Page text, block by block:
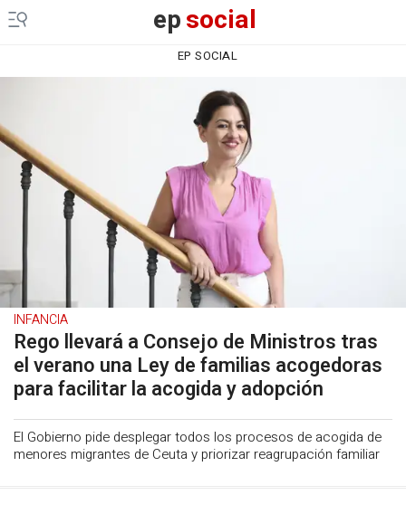
epsocial
EP SOCIAL
INFANCIA
Rego llevará a Consejo de Ministros tras
el verano una Ley de familias acogedoras
para facilitar la acogida y adopción
El Gobierno pide desplegar todos los procesos de acogida de
menores migrantes de Ceuta y priorizar reagrupación familiar